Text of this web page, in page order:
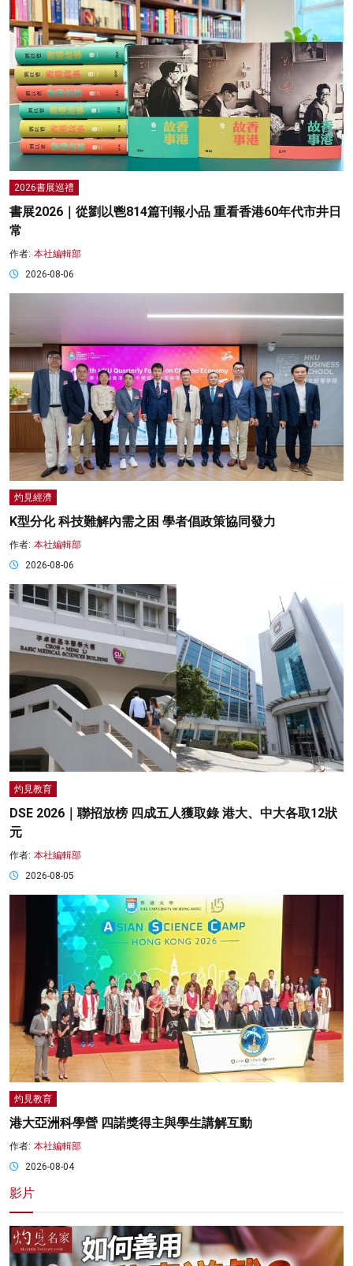
2026書展巡禮
書展2026｜從劉以鬯814篇刊報小品 重看香港60年代市井日
常
作者: 本社編輯部
2026-08-06
灼見經濟
K型分化 科技難解內需之困 學者倡政策協同發力
作者: 本社編輯部
2026-08-06
灼見教育
DSE 2026｜聯招放榜 四成五人獲取錄 港大、中大各取12狀
元
作者: 本社編輯部
2026-08-05
灼見教育
港大亞洲科學營 四諾獎得主與學生講解互動
作者: 本社編輯部
2026-08-04
影片